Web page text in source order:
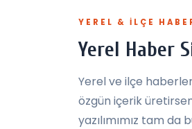
YEREL & İLÇE
Yerel Haber
Yerel ve ilçe
özgün içerik
yazılımımız tam da